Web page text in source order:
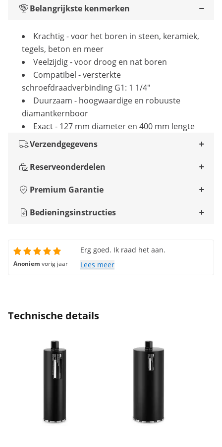
Belangrijkste kenmerken
Krachtig - voor het boren in steen, keramiek,
tegels, beton en meer
Veelzijdig - voor droog en nat boren
Compatibel - versterkte
schroefdraadverbinding G1: 1 1/4"
Duurzaam - hoogwaardige en robuuste
diamantkernboor
Exact - 127 mm diameter en 400 mm lengte
Verzendgegevens
Reserveonderdelen
Premium Garantie
Bedieningsinstructies
Anoniem vorig jaar
Erg goed. Ik raad het aan.
Lees meer
Technische details